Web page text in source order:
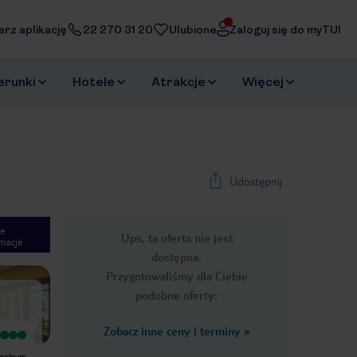
aplikację 22 270 31 20 Ulubione Zaloguj się do myTUI
Hotele Atrakcje Więcej
Udostępnij
Ups, ta oferta nie jest
dostępna.
Przygotowaliśmy dla Ciebie
podobne oferty:
Zobacz inne ceny i terminy »
Next slide
1/49